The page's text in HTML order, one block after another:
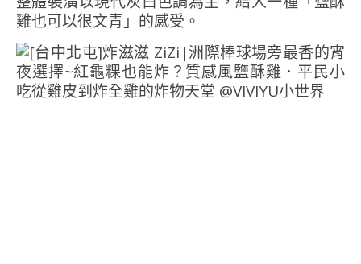
雞也可以很文青」的感受。